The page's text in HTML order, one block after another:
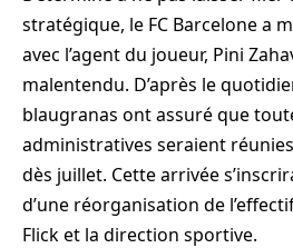
stratégique, le FC Barcelone a
avec l’agent du joueur, Pini
malentendu. D’après le
blaugranas ont assuré que
administratives seraient
dès juillet. Cette arrivée
d’une réorganisation de
Flick et la direction sportive.